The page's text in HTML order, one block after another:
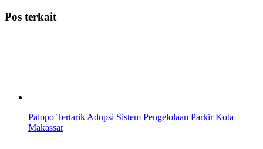
Pos terkait
Palopo Tertarik Adopsi Sistem Pengelolaan Parkir Kota
Makassar